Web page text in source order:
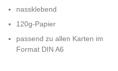
nassklebend
120g-Papier
passend zu allen Karten im
Format DIN A6